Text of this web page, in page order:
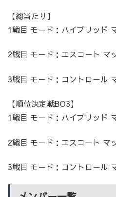
【総当たり】
1戦目 モード：ハイブリッド
2戦目 モード：エスコート マ
3戦目 モード：コントロール
【順位決定戦BO3】
1戦目 モード：ハイブリッド
2戦目 モード：エスコート マ
3戦目 モード：コントロール